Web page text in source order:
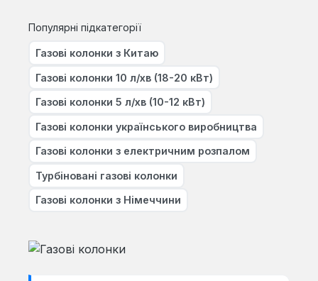
Популярні підкатегорії
Газові колонки з Китаю
Газові колонки 10 л/хв (18-20 кВт)
Газові колонки 5 л/хв (10-12 кВт)
Газові колонки українського виробництва
Газові колонки з електричним розпалом
Турбіновані газові колонки
Газові колонки з Німеччини